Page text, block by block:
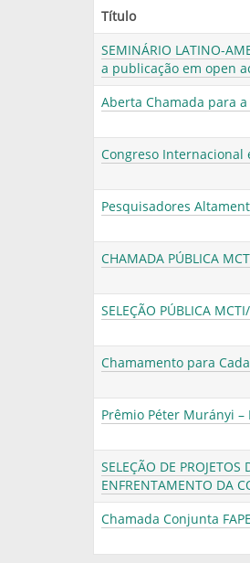
Título
SEMINÁRIO LATINO-
a publicação em open
Aberta Chamada para
Congreso Internacional
Pesquisadores
CHAMADA PÚBLICA
SELEÇÃO PÚBLICA
Chamamento para
Prêmio Péter Murányi –
SELEÇÃO DE
ENFRENTAMENTO DA
Chamada Conjunta